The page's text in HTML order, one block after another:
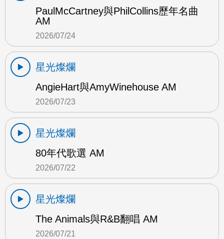
PaulMcCartney與PhilCollins歷年名曲
AM
2026/07/24
星光燦爛
AngieHart與AmyWinehouse AM
2026/07/23
星光燦爛
80年代歌選 AM
2026/07/22
星光燦爛
The Animals與R&B翻唱 AM
2026/07/21